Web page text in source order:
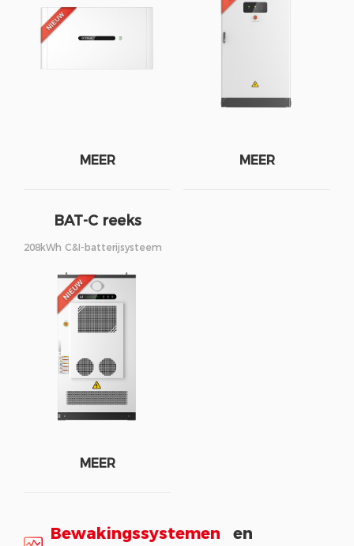
MEER MEER
BAT-C reeks
208kWh C&I-batterijsysteem
MEER
Bewakingssystemen
en